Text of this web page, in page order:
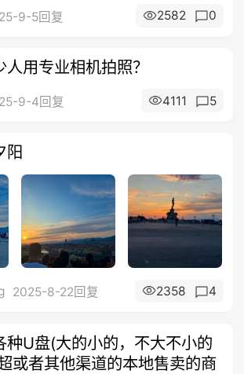
9-5回复 2582 0
用专业相机拍照？
9-4回复 4111 5
阳
2025-8-22回复 2358 4
种U盘(大的小的，不大不小的
或者其他渠道的本地售卖的商